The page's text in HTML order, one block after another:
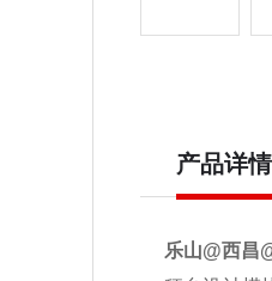
产品详情
乐山@西昌